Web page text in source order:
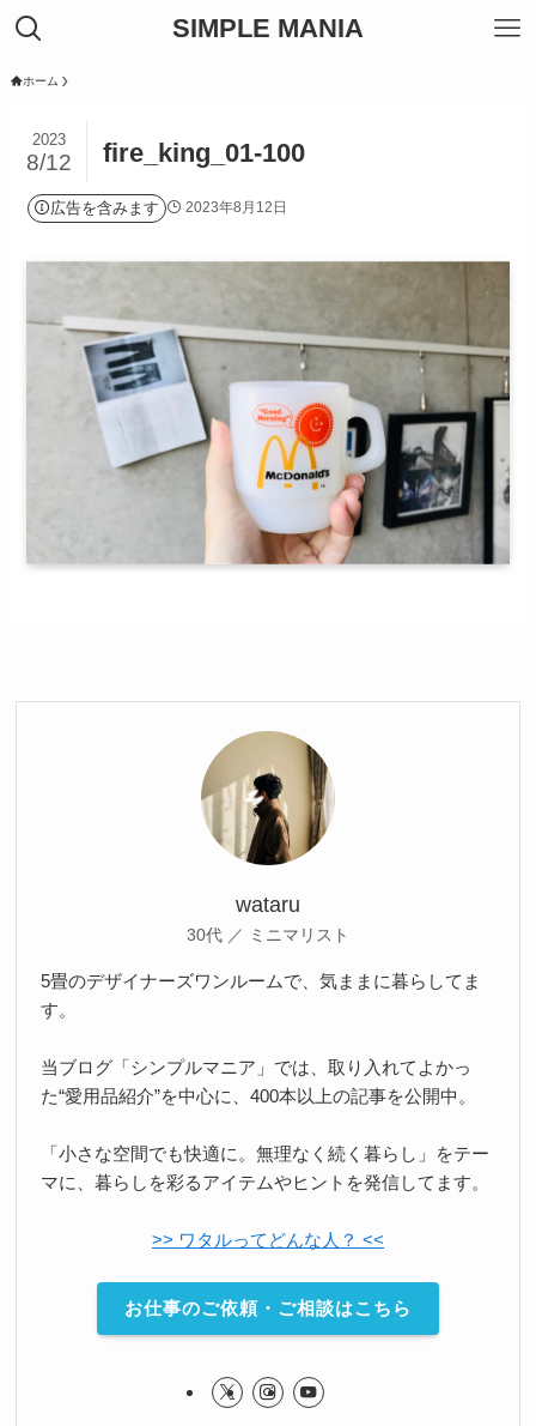
SIMPLE MANIA
ホーム
fire_king_01-100
2023
8/12
広告を含みます 2023年8月12日
wataru
30代 ／ ミニマリスト
5畳のデザイナーズワンルームで、気ままに暮らしてま
す。
当ブログ「シンプルマニア」では、取り入れてよかっ
た“愛用品紹介”を中心に、400本以上の記事を公開中。
「小さな空間でも快適に。無理なく続く暮らし」をテー
マに、暮らしを彩るアイテムやヒントを発信してます。
>> ワタルってどんな人？ <<
お仕事のご依頼・ご相談はこちら